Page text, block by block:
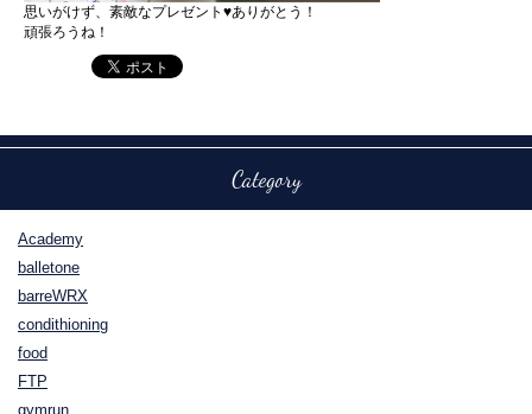
思いがけず、素敵なプレゼント♥ありがとう！
頑張ろうね！
Category
Academy
balletone
barreWRX
condithioning
food
FTP
gymrun